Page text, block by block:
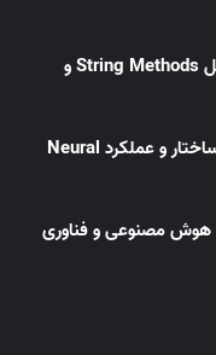
متدهای رشته در پایتون؛ آموزش کامل String Methods و
شبکه عصبی چیست؟ آموزش کامل ساختار و عملکرد Neural
هوش مصنوعی و فناوری